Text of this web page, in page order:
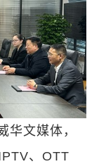
华文媒体，
、OTT